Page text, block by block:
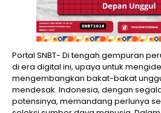
Portal SNBT- Di tengah gempuran
di era digital ini, upaya untuk
mengembangkan bakat-bakat
mendesak. Indonesia, dengan
potensinya, memandang perlunya